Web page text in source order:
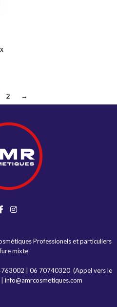
2 →
Professionels et particuliers
mixte
06 70740320(Appel vers le
info@amrcosmetiques.com